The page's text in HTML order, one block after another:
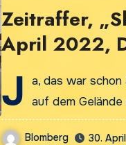
Zeitraffer,
April 2022,
J
a, das war
auf dem
Blomberg 30.